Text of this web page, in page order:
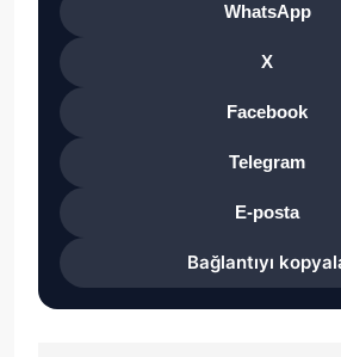
WhatsApp
X
Facebook
Telegram
E-posta
Bağlantıyı